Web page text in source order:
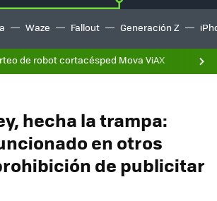
Waze Fallout Generación Z
de robot cortacésped Mova ViAX
hecha la trampa:
en otros
de publicitar